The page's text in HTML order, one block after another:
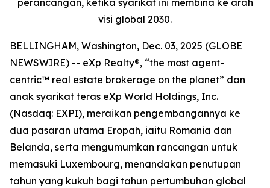
perancangan, ketika syarikat ini membina ke arah
visi global 2030.
BELLINGHAM, Washington, Dec. 03, 2025 (GLOBE
NEWSWIRE) -- eXp Realty®, “the most agent-
centric™ real estate brokerage on the planet” dan
anak syarikat teras eXp World Holdings, Inc.
(Nasdaq: EXPI), meraikan pengembangannya ke
dua pasaran utama Eropah, iaitu Romania dan
Belanda, serta mengumumkan rancangan untuk
memasuki Luxembourg, menandakan penutupan
tahun yang kukuh bagi tahun pertumbuhan global